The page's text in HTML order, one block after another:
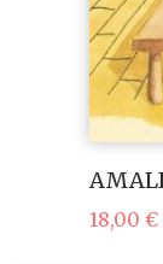
18,00 €